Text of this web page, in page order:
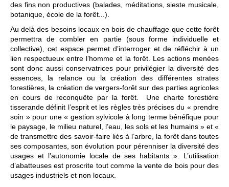
des fins non productives (balades, méditations, sieste musicale,
botanique, école de la forêt...).
Au delà des besoins locaux en bois de chauffage que cette forêt
permettra de combler en partie (sous forme individuelle et
collective), cet espace permet d’interroger et de réfléchir à un
lien respectueux entre l’homme et la forêt. Les actions menées
sont donc aussi conservatrices pour privilégier la diversité des
essences, la relance ou la création des différentes strates
forestières, la création de vergers-forêt sur des parties agricoles
en cours de reconquête par la forêt. Une charte forestière
tisserande définit l’esprit et les règles très précises du « prendre
soin » pour une « gestion sylvicole à long terme bénéfique pour
le paysage, le milieu naturel, l’eau, les sols et les humains » et «
de transmettre des savoir-faire liés à l’arbre, la forêt dans toutes
ses composantes, son évolution pour pérenniser la diversité des
usages et l’autonomie locale de ses habitants ». L’utilisation
d’abatteuses est proscrite tout comme la vente de bois pour des
usages industriels et non locaux.